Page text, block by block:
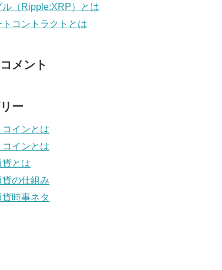
ル（Ripple:XRP）とは
トコントラクトとは
メント
ー
コインとは
コインとは
とは
貨の仕組み
時事ネタ